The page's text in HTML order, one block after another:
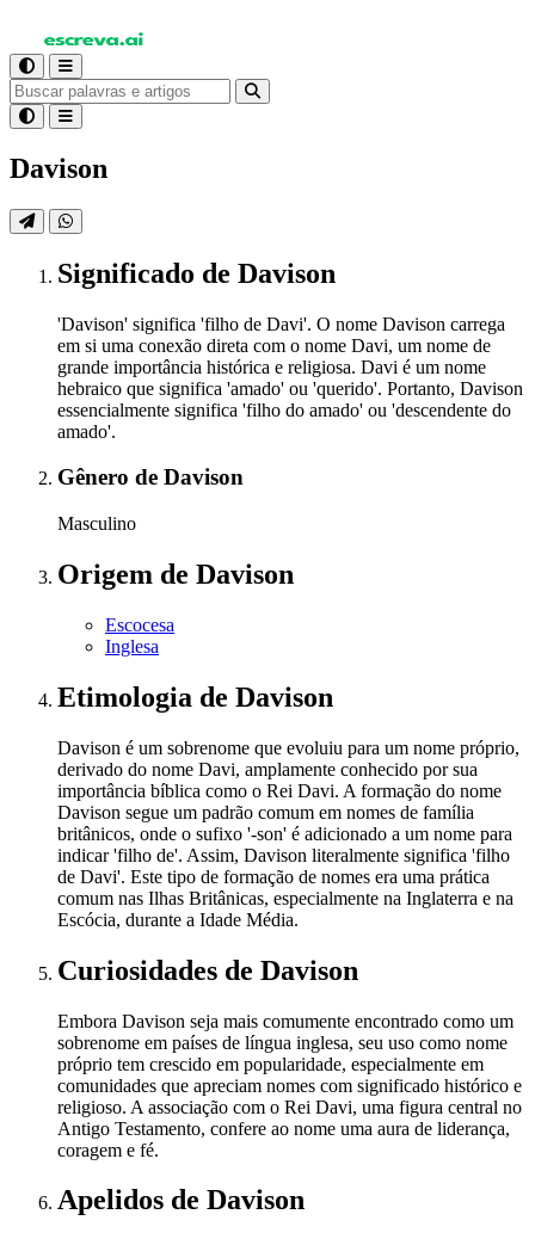
Davison
Significado de Davison
'Davison' significa 'filho de Davi'. O nome Davison carrega
em si uma conexão direta com o nome Davi, um nome de
grande importância histórica e religiosa. Davi é um nome
hebraico que significa 'amado' ou 'querido'. Portanto, Davison
essencialmente significa 'filho do amado' ou 'descendente do
amado'.
Gênero de Davison
Masculino
Origem de Davison
Escocesa
Inglesa
Etimologia de Davison
Davison é um sobrenome que evoluiu para um nome próprio,
derivado do nome Davi, amplamente conhecido por sua
importância bíblica como o Rei Davi. A formação do nome
Davison segue um padrão comum em nomes de família
britânicos, onde o sufixo '-son' é adicionado a um nome para
indicar 'filho de'. Assim, Davison literalmente significa 'filho
de Davi'. Este tipo de formação de nomes era uma prática
comum nas Ilhas Britânicas, especialmente na Inglaterra e na
Escócia, durante a Idade Média.
Curiosidades de Davison
Embora Davison seja mais comumente encontrado como um
sobrenome em países de língua inglesa, seu uso como nome
próprio tem crescido em popularidade, especialmente em
comunidades que apreciam nomes com significado histórico e
religioso. A associação com o Rei Davi, uma figura central no
Antigo Testamento, confere ao nome uma aura de liderança,
coragem e fé.
Apelidos de Davison